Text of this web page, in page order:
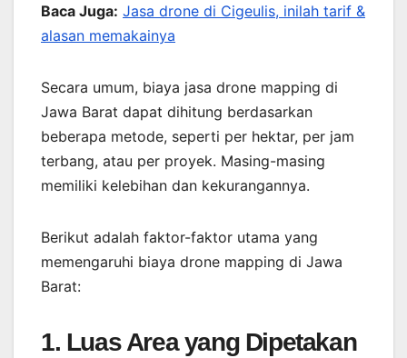
Baca Juga: Jasa drone di Cigeulis, inilah tarif &
alasan memakainya
Secara umum, biaya jasa drone mapping di
Jawa Barat dapat dihitung berdasarkan
beberapa metode, seperti per hektar, per jam
terbang, atau per proyek. Masing-masing
memiliki kelebihan dan kekurangannya.
Berikut adalah faktor-faktor utama yang
memengaruhi biaya drone mapping di Jawa
Barat:
1. Luas Area yang Dipetakan